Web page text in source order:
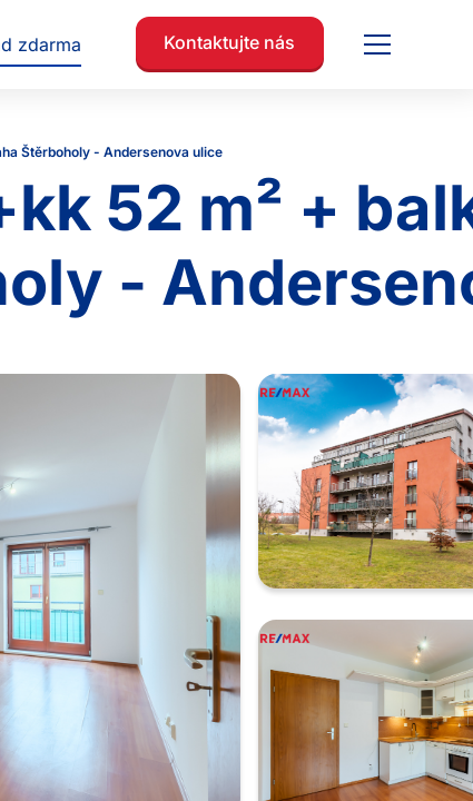
zdarma Kontaktujte nás
2+kk 52 m² + balkon 9,5 m² Praha Štěrboholy - Andersenova ulice
52 m² +
-